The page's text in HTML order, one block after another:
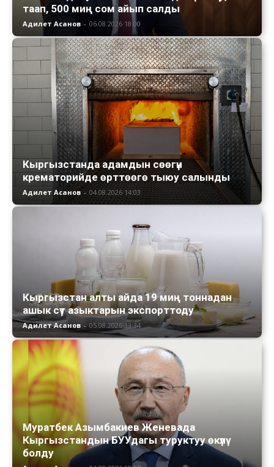
таап, 500 миң сом айып салды
Адилет Асанов - 06.08.2026 18:00
Кыргызстанда адамдын сөөгүн
крематорийде өрттөөгө тыюу салынды
Адилет Асанов - 04.08.2026 14:03
Кыргызстан алты айда 19 миң тоннадан
ашык сүт азыктарын экспорттоду
Адилет Асанов - 05.08.2026 13:34
Муратбек Азымбакиев Женевада
Кыргызстандын БУУдагы туруктуу өкүлү
болду